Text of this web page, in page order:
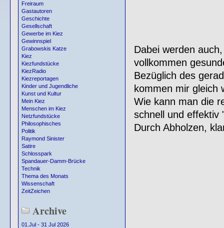
Freiraum
Gastautoren
Geschichte
Gesellschaft
Gewerbe im Kiez
Gewinnspiel
Grabowskis Katze
Kiez
Kiezfundstücke
KiezRadio
Kiezreportagen
Kinder und Jugendliche
Kunst und Kultur
Mein Kiez
Menschen im Kiez
Netzfundstücke
Philosophisches
Politik
Raymond Sinister
Satire
Schlosspark
Spandauer-Damm-Brücke
Technik
Thema des Monats
Wissenschaft
ZeitZeichen
Archive
01.Jul - 31 Jul 2026
Dabei werden
vollkommen
Bezüglich des
kommen mir gleich
Wie kann man die
schnell und effektiv
Durch Abholzen,